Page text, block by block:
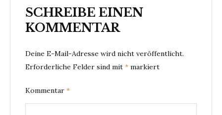
SCHREIBE EINEN
KOMMENTAR
Deine E-Mail-Adresse wird nicht veröffentlicht.
Erforderliche Felder sind mit * markiert
Kommentar *